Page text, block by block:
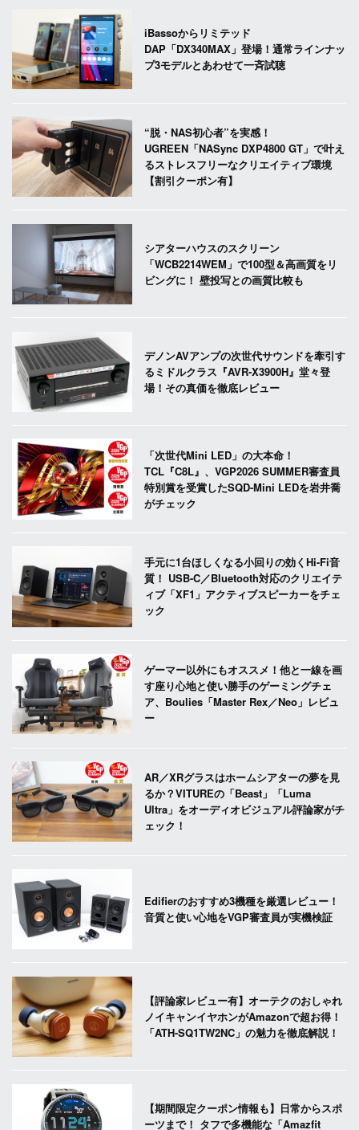
iBassoからリミテッド
DAP「DX340MAX」登場！通常ラインナッ
プ3モデルとあわせて一斉試聴
“脱・NAS初心者”を実感！
UGREEN「NASync DXP4800 GT」で叶え
るストレスフリーなクリエイティブ環境
【割引クーポン有】
シアターハウスのスクリーン
「WCB2214WEM」で100型＆高画質をリ
ビングに！ 壁投写との画質比較も
デノンAVアンプの次世代サウンドを牽引す
るミドルクラス『AVR-X3900H』堂々登
場！その真価を徹底レビュー
「次世代Mini LED」の大本命！
TCL『C8L』、VGP2026 SUMMER審査員
特別賞を受賞したSQD-Mini LEDを岩井喬
がチェック
手元に1台ほしくなる小回りの効くHi-Fi音
質！ USB-C／Bluetooth対応のクリエイテ
ィブ「XF1」アクティブスピーカーをチェ
ック
ゲーマー以外にもオススメ！他と一線を画
す座り心地と使い勝手のゲーミングチェ
ア、Boulies「Master Rex／Neo」レビュ
ー
AR／XRグラスはホームシアターの夢を見
るか？VITUREの「Beast」「Luma
Ultra」をオーディオビジュアル評論家がチ
ェック！
Edifierのおすすめ3機種を厳選レビュー！
音質と使い心地をVGP審査員が実機検証
【評論家レビュー有】オーテクのおしゃれ
ノイキャンイヤホンがAmazonで超お得！
「ATH-SQ1TW2NC」の魅力を徹底解説！
【期間限定クーポン情報も】日常からスポ
ーツまで！ タフで多機能な「Amazfit